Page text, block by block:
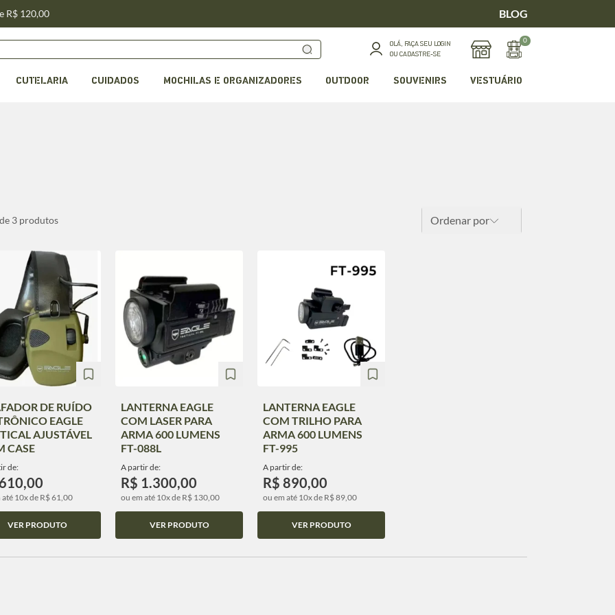
R$ 120,00 BLOG
OLÁ, FAÇA SEU LOGIN
OU CADASTRE-SE
0
CUTELARIA CUIDADOS MOCHILAS E ORGANIZADORES OUTDOOR SOUVENIRS VESTUÁRIO
3 produtos Ordenar por
DE RUÍDO
EAGLE
AJUSTÁVEL
CASE
de:
até 10x de R$ 61,00
VER PRODUTO
LANTERNA EAGLE
COM LASER PARA
ARMA 600 LUMENS
FT-088L
A partir de:
R$ 1.300,00
ou em até 10x de R$ 130,00
VER PRODUTO
LANTERNA EAGLE
COM TRILHO PARA
ARMA 600 LUMENS
FT-995
A partir de:
R$ 890,00
ou em até 10x de R$ 89,00
VER PRODUTO